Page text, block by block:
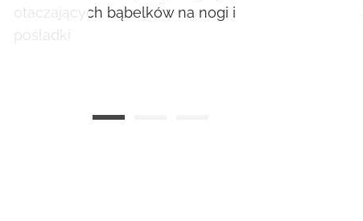
otaczających bąbelków na nogi i
pośladki